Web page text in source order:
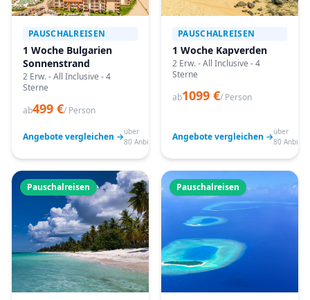
PAUSCHALREISEN
1 Woche Bulgarien
Sonnenstrand
2 Erw. - All Inclusive - 4
Sterne
ab499 €/ Person
Angebote vergleichen →über
80 Anbieter
PAUSCHALREISEN
1 Woche Kapverden
2 Erw. - All Inclusive - 4
Sterne
ab1099 €/ Person
Angebote vergleichen →über
80
Pauschalreisen Pauschalreisen